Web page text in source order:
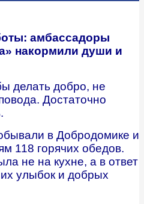
амбассадоры
накормили души и
делать добро, не
Достаточно
в Добродомике и
118 горячих обедов.
не на кухне, а в ответ
улыбок и добрых